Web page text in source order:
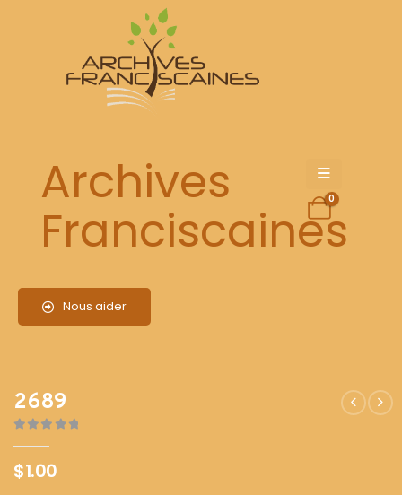
Archives
Franciscaines
Nous aider
0
2689
$1.00